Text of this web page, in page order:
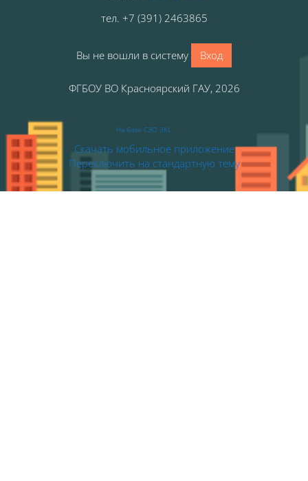
тел. +7 (391) 2463865
Вы не вошли в систему Вход
ФГБОУ ВО Красноярский ГАУ, 2026
На базе СЭО 3KL
Скачать мобильное приложение
Переключить на стандартную тему